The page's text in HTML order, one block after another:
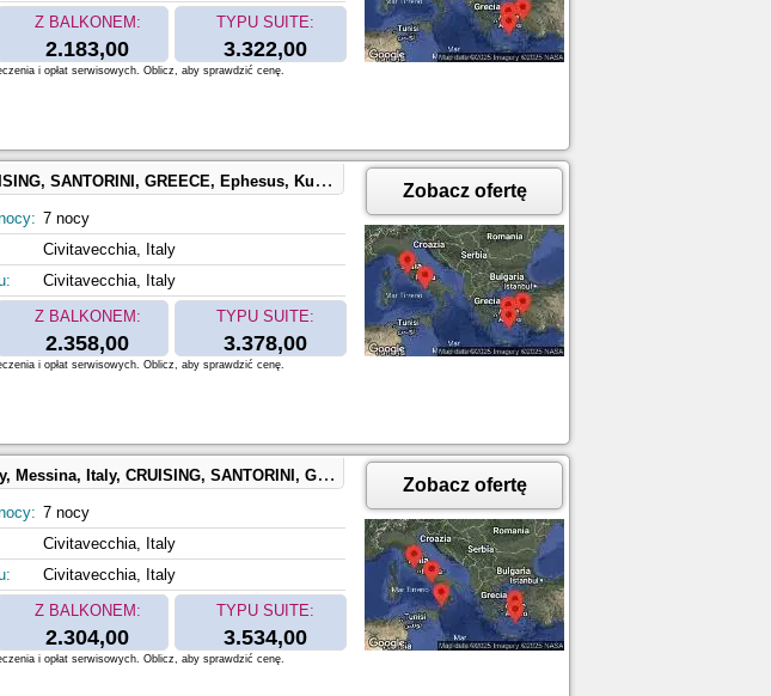
Z BALKONEM:
2.183,00
TYPU SUITE:
3.322,00
i opłat serwisowych. Oblicz, aby sprawdzić cenę.
Ephesus, Kusadasi, Turkey, MYKONOS, GREECE, Naples, Capri, Italy
7 nocy
Civitavecchia, Italy
Civitavecchia, Italy
Z BALKONEM:
2.358,00
TYPU SUITE:
3.378,00
Zobacz ofertę
i opłat serwisowych. Oblicz, aby sprawdzić cenę.
SANTORINI, GREECE, MYKONOS, GREECE, Naples, Capri, Italy
7 nocy
Civitavecchia, Italy
Civitavecchia, Italy
Z BALKONEM:
2.304,00
TYPU SUITE:
3.534,00
Zobacz ofertę
i opłat serwisowych. Oblicz, aby sprawdzić cenę.